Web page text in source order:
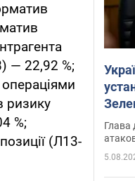
— 22,92 %;
ризику
%;
(Л13-
Глава